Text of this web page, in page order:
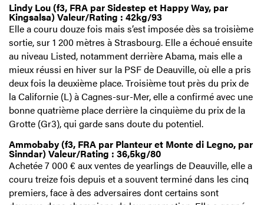
Lindy Lou (f3, FRA par Sidestep et Happy Way, par
Kingsalsa) Valeur/Rating : 42kg/93
Elle a couru douze fois mais s’est imposée dès sa troisième
sortie, sur 1 200 mètres à Strasbourg. Elle a échoué ensuite
au niveau Listed, notamment derrière Abama, mais elle a
mieux réussi en hiver sur la PSF de Deauville, où elle a pris
deux fois la deuxième place. Troisième tout près du prix de
la Californie (L) à Cagnes-sur-Mer, elle a confirmé avec une
bonne quatrième place derrière la cinquième du prix de la
Grotte (Gr3), qui garde sans doute du potentiel.
Ammobaby (f3, FRA par Planteur et Monte di Legno, par
Sinndar) Valeur/Rating : 36,5kg/80
Achetée 7 000 € aux ventes de yearlings de Deauville, elle a
couru treize fois depuis et a souvent terminé dans les cinq
premiers, face à des adversaires dont certains sont